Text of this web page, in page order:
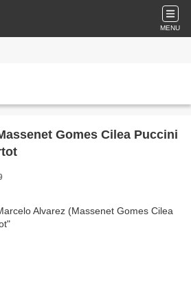
MENU
Gomes Cilea Puccini